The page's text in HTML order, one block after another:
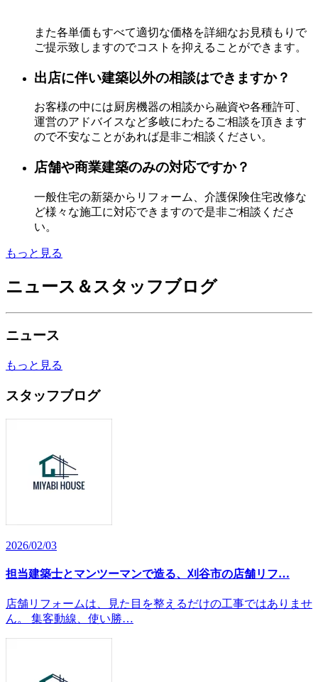
また各単価もすべて適切な価格を詳細なお見積もりで
ご提示致しますのでコストを抑えることができます。
出店に伴い建築以外の相談はできますか？
お客様の中には厨房機器の相談から融資や各種許可、
運営のアドバイスなど多岐にわたるご相談を頂きます
ので不安なことがあれば是非ご相談ください。
店舗や商業建築のみの対応ですか？
一般住宅の新築からリフォーム、介護保険住宅改修な
ど様々な施工に対応できますので是非ご相談くださ
い。
もっと見る
ニュース＆スタッフブログ
ニュース
もっと見る
スタッフブログ
2026/02/03
担当建築士とマンツーマンで造る、刈谷市の店舗リフ…
店舗リフォームは、見た目を整えるだけの工事ではありませ
ん。 集客動線、使い勝…